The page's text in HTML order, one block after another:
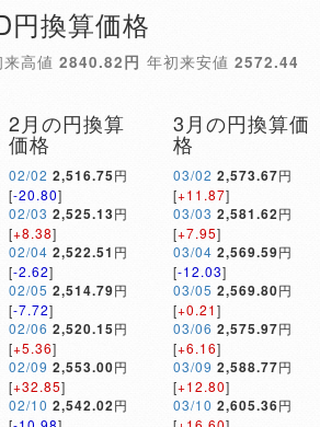
円換算価格
高値 2840.82円 年初来安値 2572.44
2月の円換算
価格
02/02 2,516.75円
[-20.80]
02/03 2,525.13円
[+8.38]
02/04 2,522.51 円
[-2.62]
02/05 2,514.79円
[-7.72]
02/06 2,520.15円
[+5.36]
02/09 2,553.00円
[+32.85]
02/10 2,542.02円
3月の円換算価
格
03/02 2,573.67円
[+11.87]
03/03 2,581.62円
[+7.95]
03/04 2,569.59円
[-12.03]
03/05 2,569.80円
[+0.21]
03/06 2,575.97円
[+6.16]
03/09 2,588.77円
[+12.80]
03/10 2,605.36円